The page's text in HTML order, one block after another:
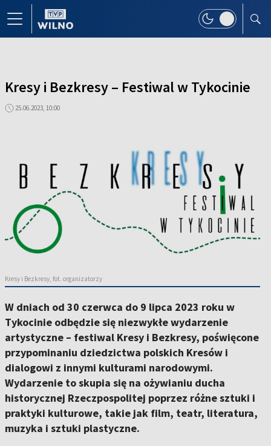
Kresy i Bezkresy – Festiwal w Tykocinie
25.06.2023, 10:00
Kresy i Bezkresy, fot. organizatorzy
W dniach od 30 czerwca do 9 lipca 2023 roku w
Tykocinie odbędzie się niezwykłe wydarzenie
artystyczne – festiwal Kresy i Bezkresy, poświęcone
przypominaniu dziedzictwa polskich Kresów i
dialogowi z innymi kulturami narodowymi.
Wydarzenie to skupia się na ożywianiu ducha
historycznej Rzeczpospolitej poprzez różne sztuki i
praktyki kulturowe, takie jak film, teatr, literatura,
muzyka i sztuki plastyczne.